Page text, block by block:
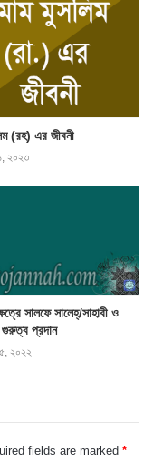
(রহ) এর জীবনী
২০২৩
সালফে সালেহ্/সাহাবী ও
গুরুত্ব প্রদান
২০২২
fields are marked *